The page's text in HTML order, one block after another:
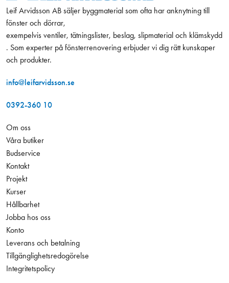
Leif Arvidsson AB säljer byggmaterial som ofta har anknytning till
fönster och dörrar,
exempelvis ventiler, tätningslister, beslag, slipmaterial och klämskydd
. Som experter på fönsterrenovering erbjuder vi dig rätt kunskaper
och produkter.
info@leifarvidsson.se
0392-360 10
Om oss
Våra butiker
Budservice
Kontakt
Projekt
Kurser
Hållbarhet
Jobba hos oss
Konto
Leverans och betalning
Tillgänglighetsredogörelse
Integritetspolicy